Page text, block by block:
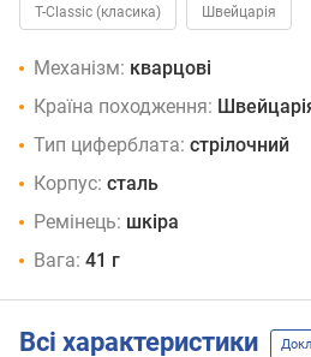
T-Classic (класика) Швейцарія
Механізм: кварцові
Країна походження:
Тип циферблата: стрілочний
Корпус: сталь
Ремінець: шкіра
Вага: 41 г
Всі характеристики